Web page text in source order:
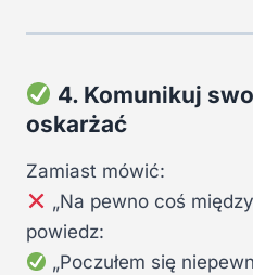
4. Komunikuj
oskarżać
Zamiast mówić:
„Na pewno coś
powiedz:
„Poczułem się